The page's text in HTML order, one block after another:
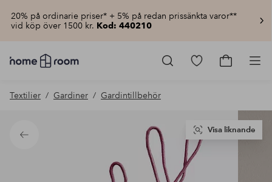
20% på ordinarie priser* + 5% på redan prissänkta varor**
vid köp över 1500 kr. Kod: 440210
Homeroom
–
hemmet
pris
Gå
Gå
Textilier Gardiner Gardintillbehör
Tillbaka
Visa liknande